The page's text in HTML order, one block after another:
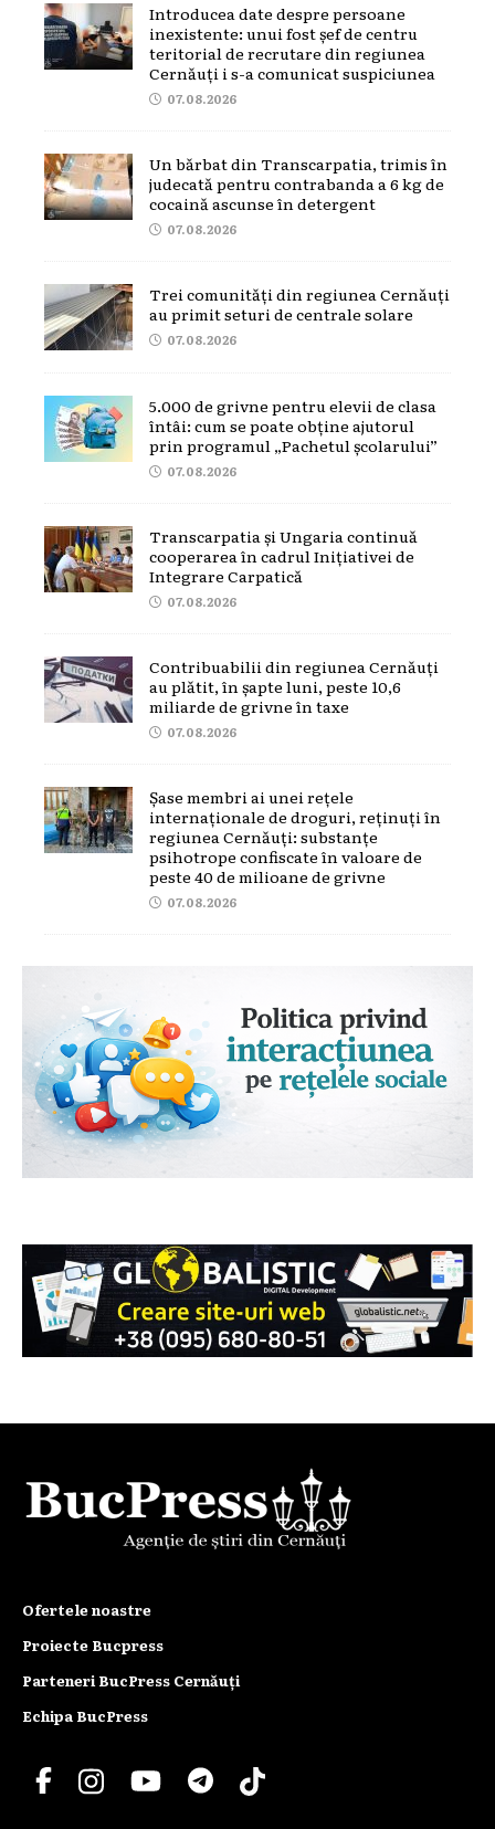
Introducea date despre persoane
inexistente: unui fost șef de centru
teritorial de recrutare din regiunea
Cernăuți i s-a comunicat suspiciunea
07.08.2026
Un bărbat din Transcarpatia, trimis în
judecată pentru contrabanda a 6 kg de
cocaină ascunse în detergent
07.08.2026
Trei comunități din regiunea Cernăuți
au primit seturi de centrale solare
07.08.2026
5.000 de grivne pentru elevii de clasa
întâi: cum se poate obține ajutorul
prin programul „Pachetul școlarului”
07.08.2026
Transcarpatia și Ungaria continuă
cooperarea în cadrul Inițiativei de
Integrare Carpatică
07.08.2026
Contribuabilii din regiunea Cernăuți
au plătit, în șapte luni, peste 10,6
miliarde de grivne în taxe
07.08.2026
Șase membri ai unei rețele
internaționale de droguri, reținuți în
regiunea Cernăuți: substanțe
psihotrope confiscate în valoare de
peste 40 de milioane de grivne
07.08.2026
Ofertele noastre
Proiecte Bucpress
Parteneri BucPress Cernăuți
Echipa BucPress